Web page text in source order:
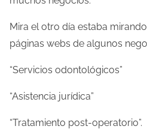
Mira el otro día estaba
páginas webs de algunos
“Servicios odontológicos”
“Asistencia jurídica”
“Tratamiento post-operatorio”.